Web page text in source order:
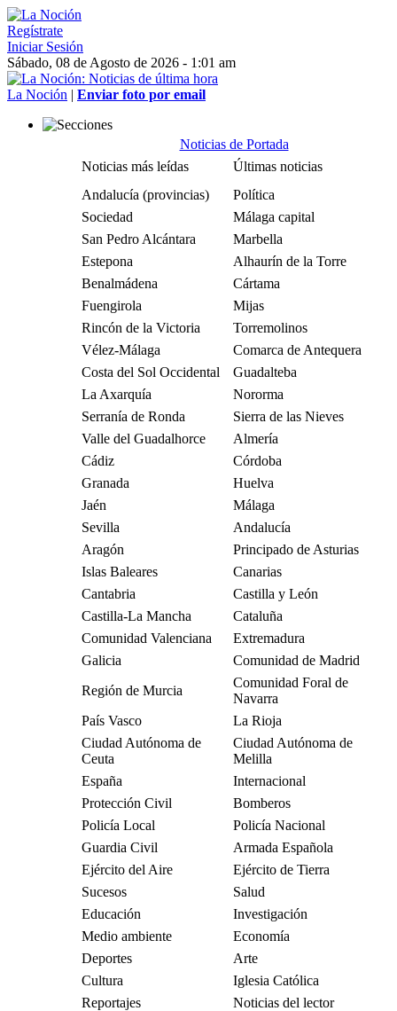
Regístrate
Iniciar Sesión
Sábado, 08 de Agosto de 2026 - 1:01 am
La Noción | Enviar foto por email
Noticias de Portada
Noticias más leídas
Últimas noticias
Andalucía (provincias)
Política
Sociedad
Málaga capital
San Pedro Alcántara
Marbella
Estepona
Alhaurín de la Torre
Benalmádena
Cártama
Fuengirola
Mijas
Rincón de la Victoria
Torremolinos
Vélez-Málaga
Comarca de Antequera
Costa del Sol Occidental
Guadalteba
La Axarquía
Nororma
Serranía de Ronda
Sierra de las Nieves
Valle del Guadalhorce
Almería
Cádiz
Córdoba
Granada
Huelva
Jaén
Málaga
Sevilla
Andalucía
Aragón
Principado de Asturias
Islas Baleares
Canarias
Cantabria
Castilla y León
Castilla-La Mancha
Cataluña
Comunidad Valenciana
Extremadura
Galicia
Comunidad de Madrid
Región de Murcia
Comunidad Foral de
Navarra
País Vasco
La Rioja
Ciudad Autónoma de
Ceuta
Ciudad Autónoma de
Melilla
España
Internacional
Protección Civil
Bomberos
Policía Local
Policía Nacional
Guardia Civil
Armada Española
Ejército del Aire
Ejército de Tierra
Sucesos
Salud
Educación
Investigación
Medio ambiente
Economía
Deportes
Arte
Cultura
Iglesia Católica
Reportajes
Noticias del lector